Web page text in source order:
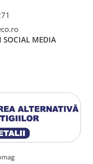
SOCIAL MEDIA